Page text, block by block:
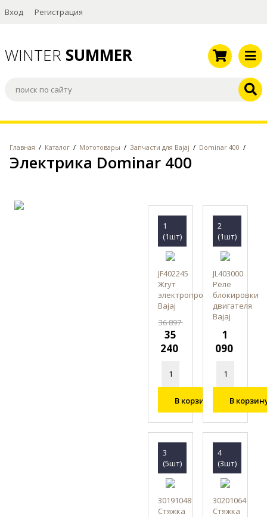
Вход Регистрация
WINTER SUMMER
Главная / Каталог / Мототовары / Запчасти для Bajaj / Dominar 400 /
Электрика Dominar 400
1
(1шт)
JF402245
Жгут
электропроводки,
Bajaj
36 897
35
240
В корзину
2
(1шт)
JL403000
Реле
блокировки
двигателя
Bajaj
1
090
В
3
(5шт)
30191048
Стяжка
4
(3шт)
30201064
Стяжка